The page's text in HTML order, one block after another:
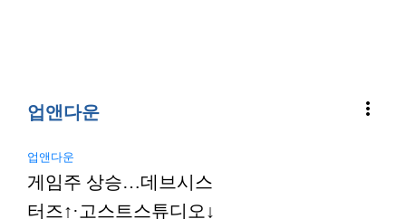
업앤다운 more_vert
업앤다운
게임주 상승…데브시스
터즈↑·고스트스튜디오↓